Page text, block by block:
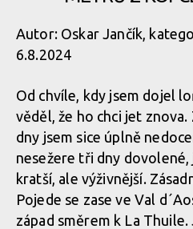
Autor: Oskar Jančík,
6.8.2024
Od chvíle, kdy jsem dojel
věděl, že ho chci jet
dny jsem sice úplně
nesežere tři dny
kratší, ale výživnější.
Pojede se zase ve Val
západ směrem k La